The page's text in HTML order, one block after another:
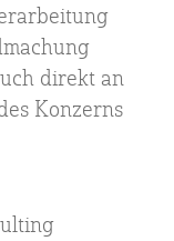
direkt an
Konzerns